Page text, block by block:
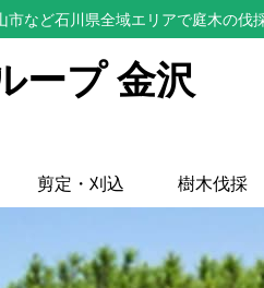
市など石川県全域エリアで庭木の
ープ 金沢
剪定・刈込 樹木伐採